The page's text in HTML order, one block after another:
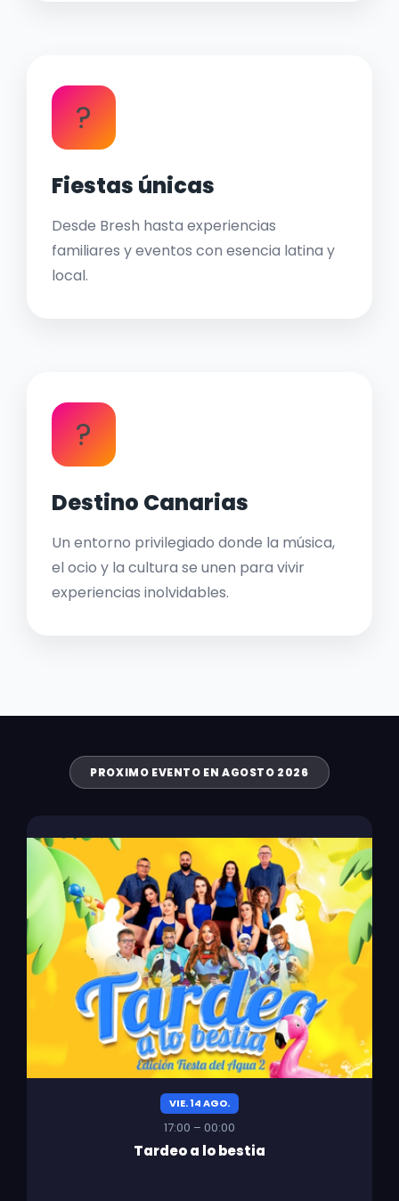
?
Fiestas únicas
Desde Bresh hasta experiencias
familiares y eventos con esencia latina y
local.
?
Destino Canarias
Un entorno privilegiado donde la música,
el ocio y la cultura se unen para vivir
experiencias inolvidables.
PROXIMO EVENTO EN AGOSTO 2026
VIE. 14 AGO.
17:00 – 00:00
Tardeo a lo bestia